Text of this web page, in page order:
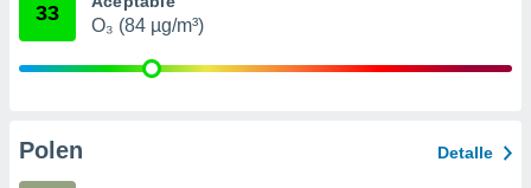
publicidad
33
O₃ (84 µg/m³)
Polen Detalle